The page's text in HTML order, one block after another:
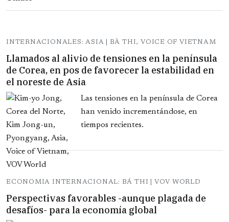
INTERNACIONALES: ASIA | BÀ THI, VOICE OF VIETNAM
Llamados al alivio de tensiones en la península
de Corea, en pos de favorecer la estabilidad en
el noreste de Asia
Las tensiones en la península de Corea
han venido incrementándose, en
tiempos recientes.
ECONOMIA INTERNACIONAL: BÁ THI | VOV WORLD
Perspectivas favorables -aunque plagada de
desafíos- para la economía global